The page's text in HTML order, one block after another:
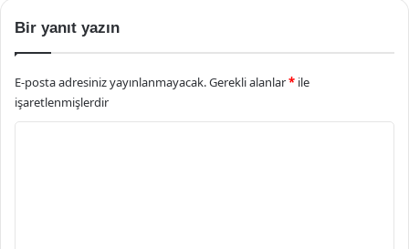
Bir yanıt yazın
E-posta adresiniz yayınlanmayacak.Gerekli alanlar* ile
işaretlenmişlerdir